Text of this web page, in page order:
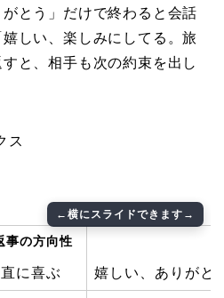
とう」だけで終わると会話
しい、楽しみにしてる。旅
と、相手も次の約束を出し
ス
事の方向性
に喜ぶ 嬉しい、ありがと